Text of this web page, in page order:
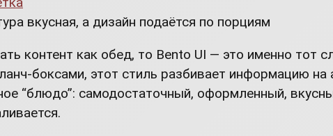
вкусная, а дизайн подаётся по порциям
контент как обед, то Bento UI — это именно тот
боксами, этот стиль разбивает информацию на
“блюдо”: самодостаточный, оформленный,